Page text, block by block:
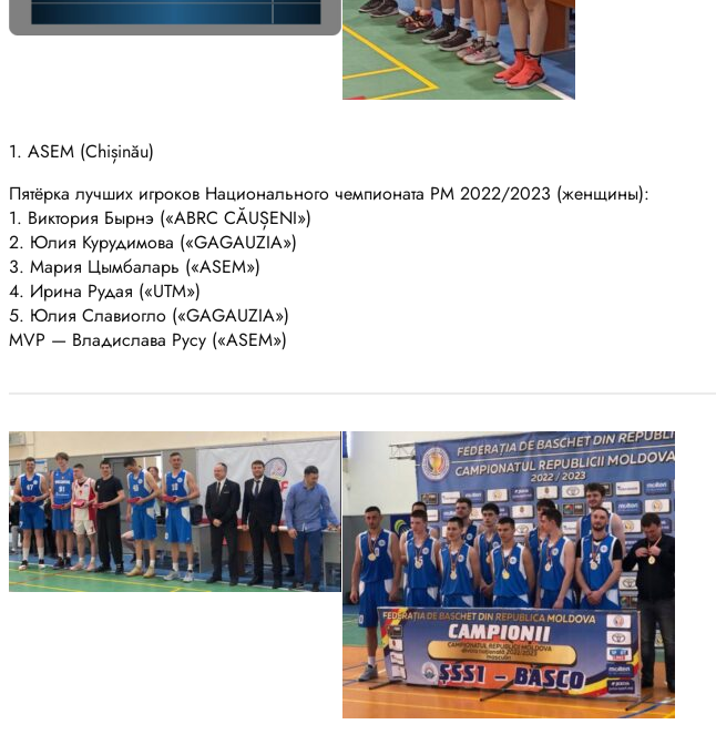
1. ASEM (Chișinău)
Пятёрка лучших игроков Национального чемпионата РМ 2022/2023 (женщины):
1. Виктория Бырнэ («ABRC CĂUȘENI»)
2. Юлия Курудимова («GAGAUZIA»)
3. Мария Цымбаларь («ASEM»)
4. Ирина Рудая («UTM»)
5. Юлия Славиогло («GAGAUZIA»)
MVP — Владислава Русу («ASEM»)